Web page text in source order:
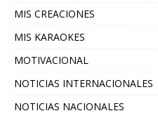
MIS CREACIONES
MIS KARAOKES
MOTIVACIONAL
NOTICIAS INTERNACIONALES
NOTICIAS NACIONALES